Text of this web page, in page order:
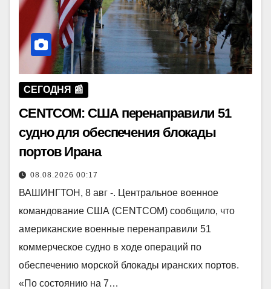
СЕГОДНЯ 📰
CENTCOM: США перенаправили 51
судно для обеспечения блокады
портов Ирана
08.08.2026 00:17
ВАШИНГТОН, 8 авг -. Центральное военное
командование США (CENTCOM) сообщило, что
американские военные перенаправили 51
коммерческое судно в ходе операций по
обеспечению морской блокады иранских портов.
«По состоянию на 7…